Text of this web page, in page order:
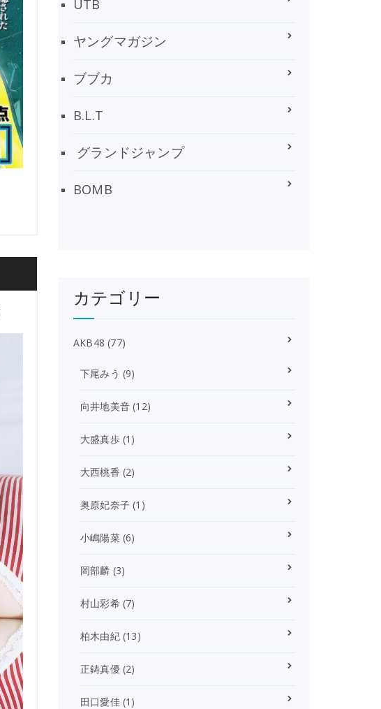
UTB
ヤングマガジン
ブブカ
B.L.T
グランドジャンプ
BOMB
カテゴリー
AKB48 (77)
下尾みう (9)
向井地美音 (12)
大盛真歩(1)
大西桃香 (2)
奥原妃奈子 (1)
小嶋陽菜(6)
岡部麟 (3)
村山彩希(7)
柏木由紀(13)
正鋳真優(2)
田口愛佳(1)